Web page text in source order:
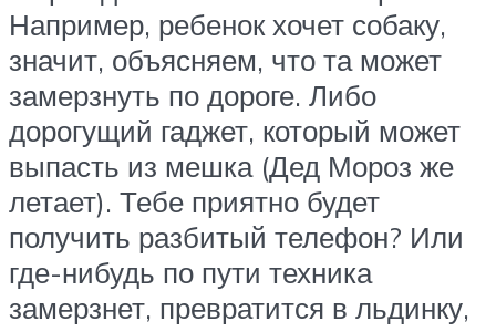
Например, ребенок хочет собаку,
значит, объясняем, что та может
замерзнуть по дороге. Либо
дорогущий гаджет, который может
выпасть из мешка (Дед Мороз же
летает). Тебе приятно будет
получить разбитый телефон? Или
где-нибудь по пути техника
замерзнет, превратится в льдинку,